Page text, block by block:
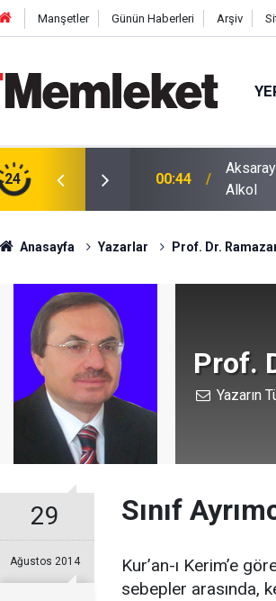
Manşetler Günün Haberleri Arşiv
24
Sonuç: 1.89 Promil
00:41 Polatlı-
Anasayfa Yazarlar Prof. Dr.
Prof.
Yazarın
29
Ağustos 2014
Sınıf
Kur’an-ı Kerim’e
sebepler arasında,